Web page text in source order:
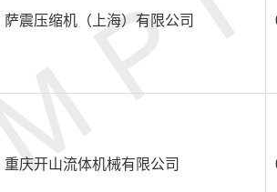
萨震压缩机（上海）有限公司
重庆开山流体机械有限公司